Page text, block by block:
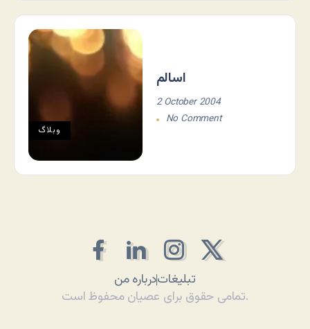
وبلاگ
اسالم
2 October 2004
No Comment
درباره منتبلیغات
تمامی حقوق برای عصیان محفوظ است.